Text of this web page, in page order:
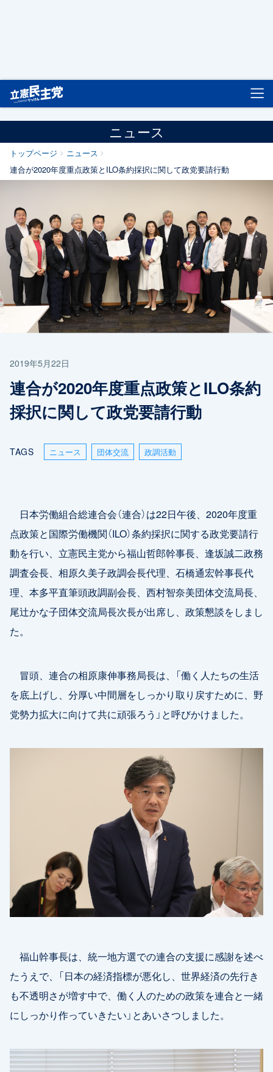
ニュース
トップページ
ニュース
連合が2020年度重点政策とILO条約採択に関して政党要請行動
2019年5月22日
連合が2020年度重点政策とILO条約
採択に関して政党要請行動
TAGS ニュース 団体交流 政調活動
日本労働組合総連合会（連合）は22日午後、2020年度重
点政策と国際労働機関（ILO）条約採択に関する政党要請行
動を行い、立憲民主党から福山哲郎幹事長、逢坂誠二政務
調査会長、相原久美子政調会長代理、石橋通宏幹事長代
理、本多平直筆頭政調副会長、西村智奈美団体交流局長、
尾辻かな子団体交流局長次長が出席し、政策懇談をしまし
た。
冒頭、連合の相原康伸事務局長は、「働く人たちの生活
を底上げし、分厚い中間層をしっかり取り戻すために、野
党勢力拡大に向けて共に頑張ろう」と呼びかけました。
福山幹事長は、統一地方選での連合の支援に感謝を述べ
たうえで、「日本の経済指標が悪化し、世界経済の先行き
も不透明さが増す中で、働く人のための政策を連合と一緒
にしっかり作っていきたい」とあいさつしました。